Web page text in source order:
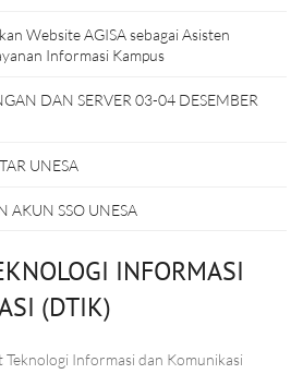
Website AGISA sebagai Asisten
Informasi Kampus
DAN SERVER 03-04 DESEMBER
UNESA
AKUN SSO UNESA
INFORMASI
(DTIK)
Informasi dan Komunikasi